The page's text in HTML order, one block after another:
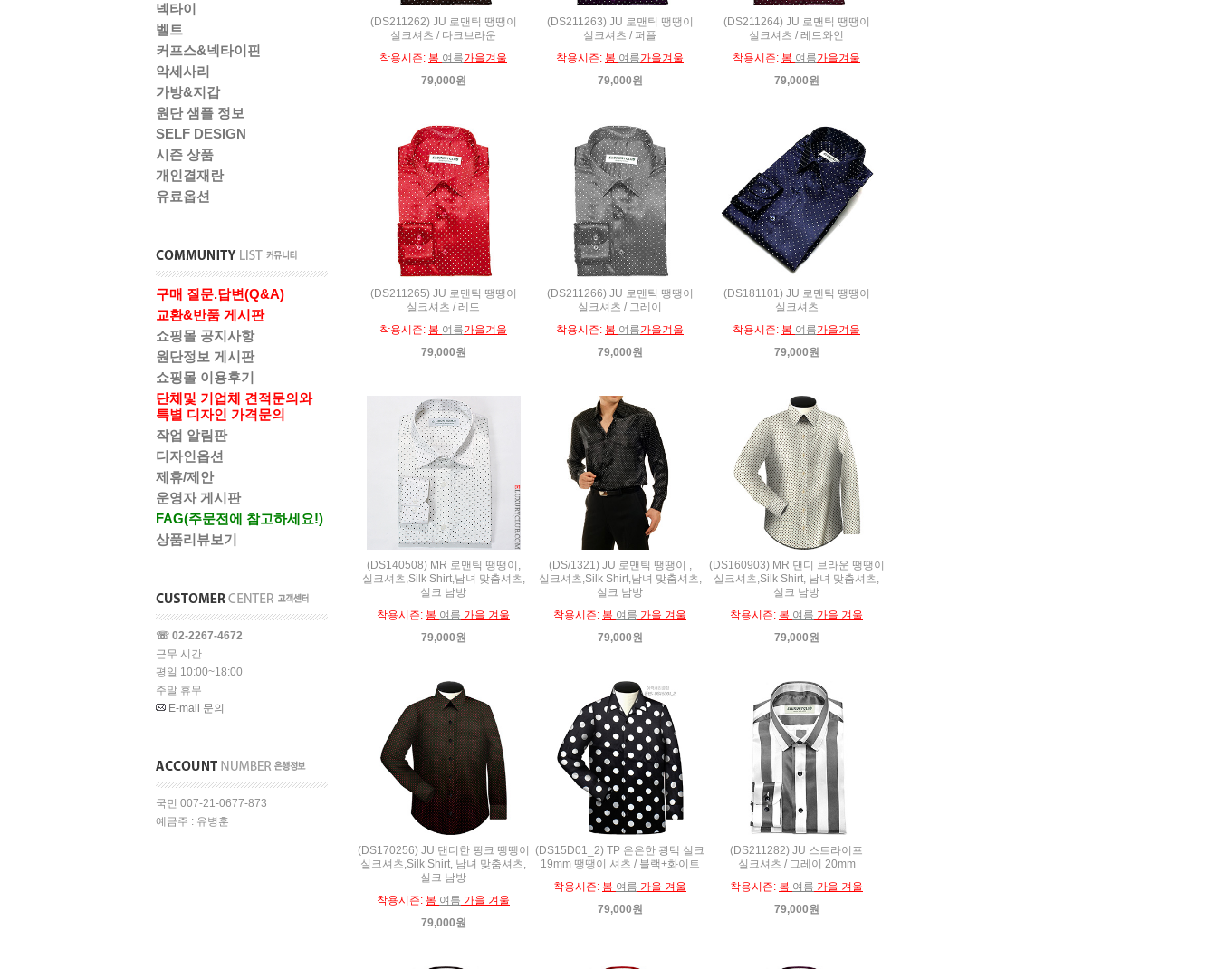
넥타이
벨트
커프스&넥타이핀
악세사리
가방&지갑
원단 샘플 정보
SELF DESIGN
시즌 상품
개인결재란
유료옵션
구매 질문.답변(Q&A)
교환&반품 게시판
쇼핑몰 공지사항
원단정보 게시판
쇼핑몰 이용후기
단체및 기업체 견적문의와
특별 디자인 가격문의
작업 알림판
디자인옵션
제휴/제안
운영자 게시판
FAG(주문전에 참고하세요!)
상품리뷰보기
☏ 02-2267-4672
근무 시간
평일 10:00~18:00
주말 휴무
E-mail 문의
국민 007-21-0677-873
예금주 : 유병훈
(DS211262) JU 로맨틱 땡땡이
실크셔츠 / 다크브라운
착용시즌: 봄 여름가을겨울
79,000원
(DS211263) JU 로맨틱 땡땡이
실크셔츠 / 퍼플
착용시즌: 봄 여름가을겨울
79,000원
(DS211264) JU 로맨틱 땡땡이
실크셔츠 / 레드와인
착용시즌: 봄 여름가을겨울
79,000원
(DS211265) JU 로맨틱 땡땡이
실크셔츠 / 레드
착용시즌: 봄 여름가을겨울
79,000원
(DS211266) JU 로맨틱 땡땡이
실크셔츠 / 그레이
착용시즌: 봄 여름가을겨울
79,000원
(DS181101) JU 로맨틱 땡땡이
실크셔츠
착용시즌: 봄 여름가을겨울
79,000원
(DS140508) MR 로맨틱 땡땡이,
실크셔츠,Silk Shirt,남녀 맞춤셔츠,
실크 남방
착용시즌: 봄 여름 가을 겨울
79,000원
(DS/1321) JU 로맨틱 땡땡이 ,
실크셔츠,Silk Shirt,남녀 맞춤셔츠,
실크 남방
착용시즌: 봄 여름 가을 겨울
79,000원
(DS160903) MR 댄디 브라운 땡땡이
실크셔츠,Silk Shirt, 남녀 맞춤셔츠,
실크 남방
착용시즌: 봄 여름 가을 겨울
79,000원
(DS170256) JU 댄디한 핑크 땡땡이
실크셔츠,Silk Shirt, 남녀 맞춤셔츠,
실크 남방
착용시즌: 봄 여름 가을 겨울
79,000원
(DS15D01_2) TP 은은한 광택 실크
19mm 땡땡이 셔츠 / 블랙+화이트
착용시즌: 봄 여름 가을 겨울
79,000원
(DS211282) JU 스트라이프
실크셔츠 / 그레이 20mm
착용시즌: 봄 여름 가을 겨울
79,000원